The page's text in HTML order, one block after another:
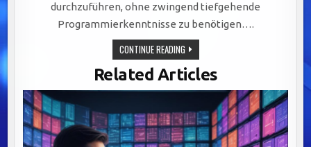
durchzuführen, ohne zwingend tiefgehende
Programmierkenntnisse zu benötigen….
CONTINUE READINGLOW-
CODE-
PLATTFORMEN:
REVOLUTIONIEREN
SIE
DATENANALYSE
INTUITIVER
INTEGRATION
UND
VISUALISIERUNG
Related Articles